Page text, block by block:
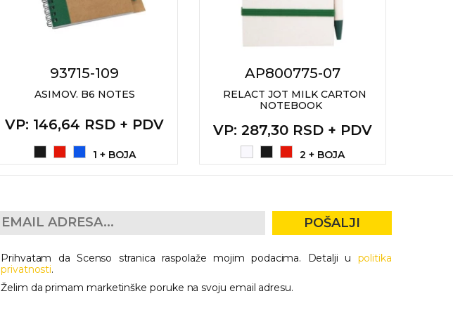
93715-109
ASIMOV. B6 NOTES
VP: 146,64 RSD + PDV
1 + BOJA
AP800775-07
RELACT JOT MILK CARTON
NOTEBOOK
VP: 287,30 RSD + PDV
2 + BOJA
POŠALJI
Prihvatam da Scenso stranica raspolaže mojim podacima. Detalji u politika
privatnosti.
Želim da primam marketinške poruke na svoju email adresu.